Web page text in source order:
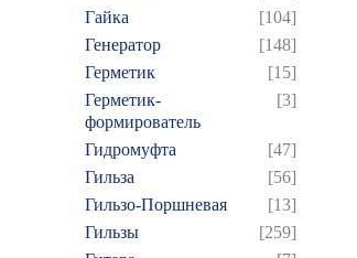
Гайка
[104]
Генератор
[148]
Герметик
[15]
Герметик-
формирователь
[3]
Гидромуфта
[47]
Гильза
[56]
Гильзо-Поршневая
[13]
Гильзы
[259]